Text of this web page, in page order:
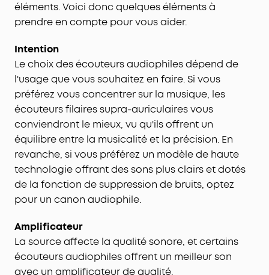
éléments. Voici donc quelques éléments à
prendre en compte pour vous aider.
Intention
Le choix des écouteurs audiophiles dépend de
l'usage que vous souhaitez en faire. Si vous
préférez vous concentrer sur la musique, les
écouteurs filaires supra-auriculaires vous
conviendront le mieux, vu qu'ils offrent un
équilibre entre la musicalité et la précision. En
revanche, si vous préférez un modèle de haute
technologie offrant des sons plus clairs et dotés
de la fonction de suppression de bruits, optez
pour un canon audiophile.
Amplificateur
La source affecte la qualité sonore, et certains
écouteurs audiophiles offrent un meilleur son
avec un amplificateur de qualité.